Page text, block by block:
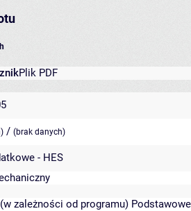
Plik PDF
/ (brak danych)
- HES
zależności od programu)